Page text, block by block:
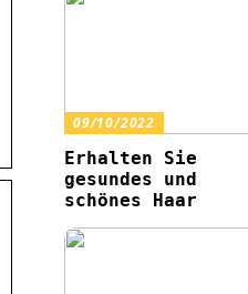
09/10/2022
Erhalten Sie
gesundes und
schönes Haar